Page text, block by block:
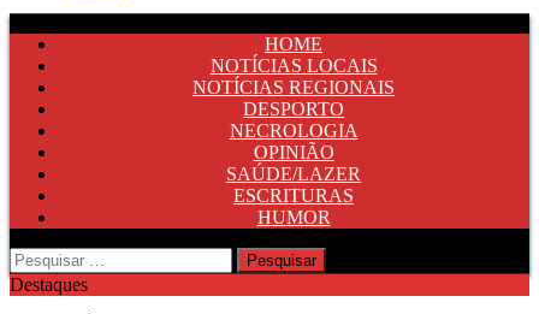
HOME
NOTÍCIAS LOCAIS
NOTÍCIAS REGIONAIS
DESPORTO
NECROLOGIA
OPINIÃO
SAÚDE/LAZER
ESCRITURAS
HUMOR
Pesquisar
por:
Destaques